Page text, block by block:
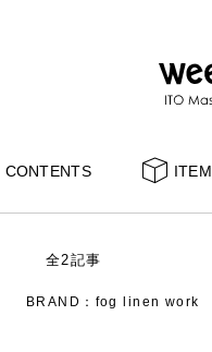
CONTENTS ITEM
全2記事
BRAND：fog linen work